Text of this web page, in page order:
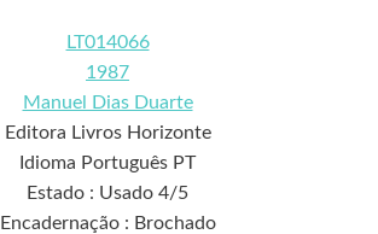
LT014066
1987
Manuel Dias Duarte
Editora Livros Horizonte
Idioma Português PT
Estado : Usado 4/5
Encadernação : Brochado